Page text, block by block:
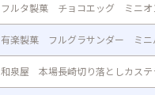
フルタ製菓 チョコエッグ ミニ
有楽製菓 フルグラサンダー ミ
和泉屋 本場長崎切り落としカス